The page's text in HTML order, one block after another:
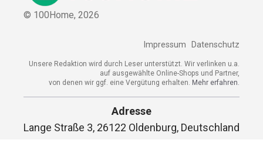
© 100Home, 2026
Impressum Datenschutz
Unsere Redaktion wird durch Leser unterstützt. Wir verlinken u.a.
auf ausgewählte Online-Shops und Partner,
von denen wir ggf. eine Vergütung erhalten. Mehr erfahren.
Adresse
Lange Straße 3, 26122 Oldenburg, Deutschland